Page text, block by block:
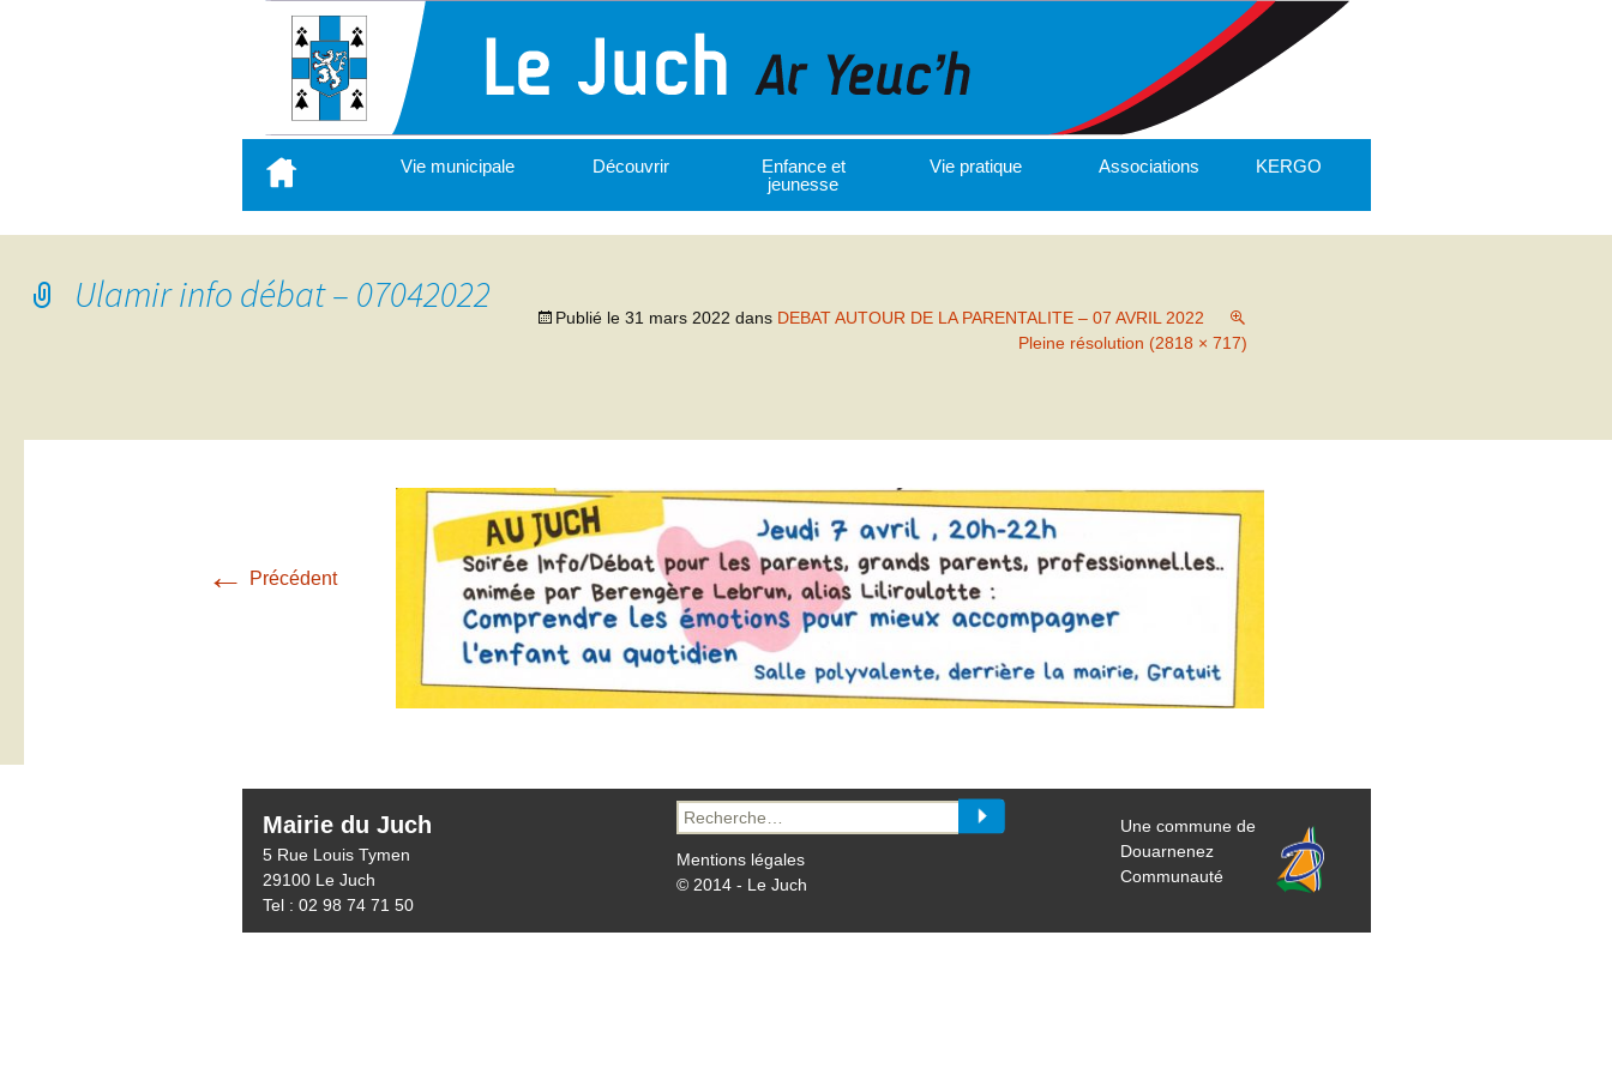
contenu
principal
Vie municipale Découvrir
Enfance et
jeunesse
Vie pratique Associations KERGO
Ulamir info débat – 07042022
Publié le 31 mars 2022 dans DEBAT AUTOUR DE LA PARENTALITE – 07 AVRIL 2022
Pleine résolution (2818 × 717)
← Précédent
Mairie du Juch
5 Rue Louis Tymen
29100 Le Juch
Tel : 02 98 74 71 50
Recherche
pour :
Mentions légales
© 2014 - Le Juch
Une commune de
Douarnenez
Communauté